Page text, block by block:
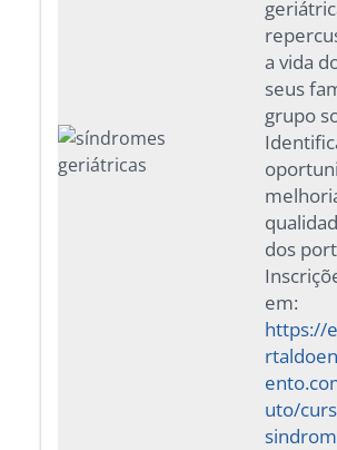
a vida
seus
grupo
dos
em:
https://
uto/